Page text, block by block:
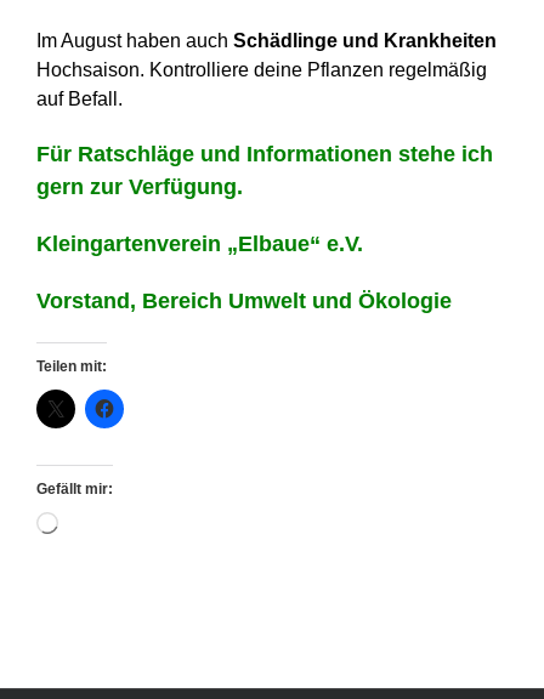
Im August haben auch Schädlinge und Krankheiten
Hochsaison. Kontrolliere deine Pflanzen regelmäßig
auf Befall.
Für Ratschläge und Informationen stehe ich
gern zur Verfügung.
Kleingartenverein „Elbaue“ e.V.
Vorstand, Bereich Umwelt und Ökologie
Teilen mit:
Gefällt mir:
Wird